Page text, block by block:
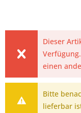
Dieser
einen
Bitte
lieferbar